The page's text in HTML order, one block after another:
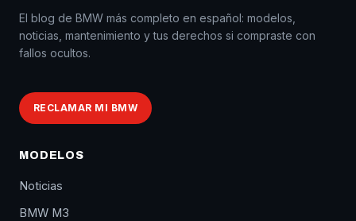
El blog de BMW más completo en español: modelos,
noticias, mantenimiento y tus derechos si compraste con
fallos ocultos.
RECLAMAR MI BMW
MODELOS
Noticias
BMW M3